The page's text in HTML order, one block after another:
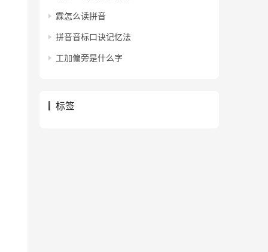
霖怎么读拼音
拼音音标口诀记忆法
工加偏旁是什么字
标签